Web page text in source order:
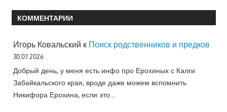
КОММЕНТАРИИ
Игорь Ковальский к Поиск родственников и предков
30.07.2026
Добрый день, у меня есть инфо про Ерохиных с Калги
Забайкальского края, вроде даже можем вспомнить
Никифора Ерохина, если это…